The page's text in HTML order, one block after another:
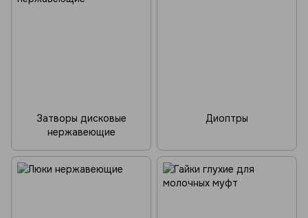
Затворы дисковые
нержавеющие
Диоптры